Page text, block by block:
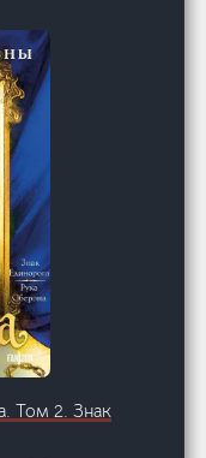
Том 2. Знак